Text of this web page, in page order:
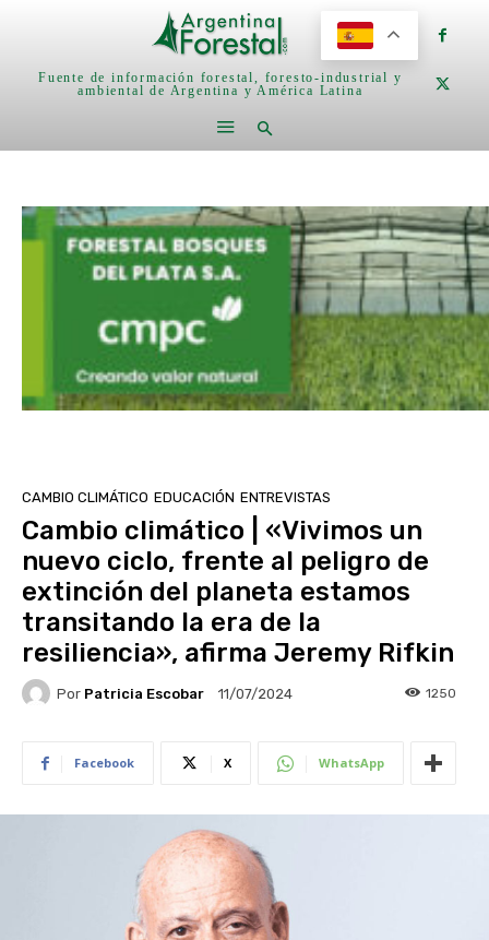
Fuente de información forestal, foresto-industrial y
ambiental de Argentina y América Latina
CAMBIO CLIMÁTICO EDUCACIÓN ENTREVISTAS
Cambio climático | «Vivimos un
nuevo ciclo, frente al peligro de
extinción del planeta estamos
transitando la era de la
resiliencia», afirma Jeremy Rifkin
Por Patricia Escobar 11/07/2024 1250
Facebook X WhatsApp